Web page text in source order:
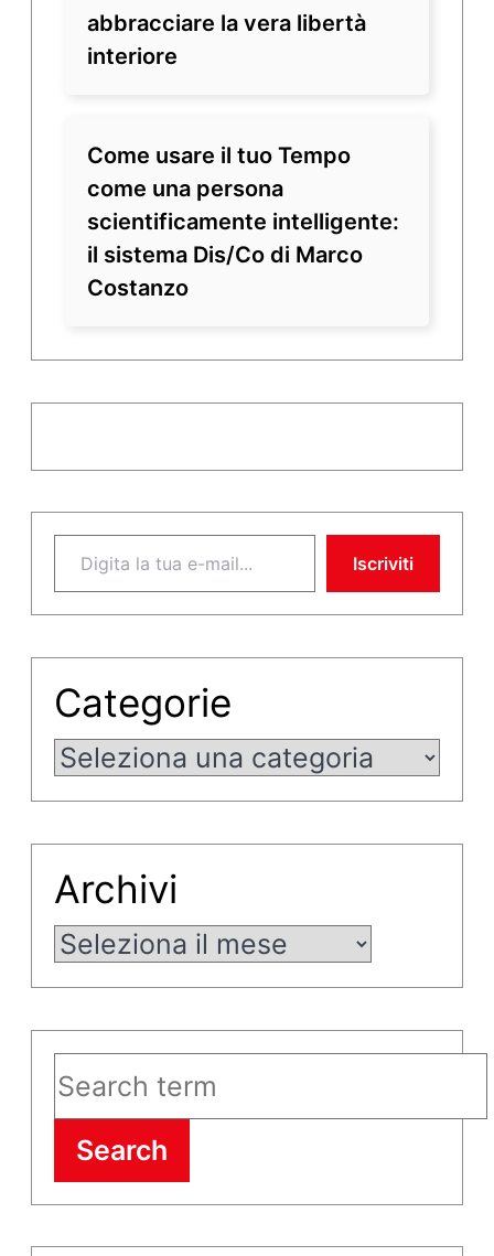
abbracciare la vera libertà
interiore
Come usare il tuo Tempo
come una persona
scientificamente intelligente:
il sistema Dis/Co di Marco
Costanzo
Digita la tua e-mail...
Iscriviti
Categorie
Categorie
Archivi
Archivi
Search